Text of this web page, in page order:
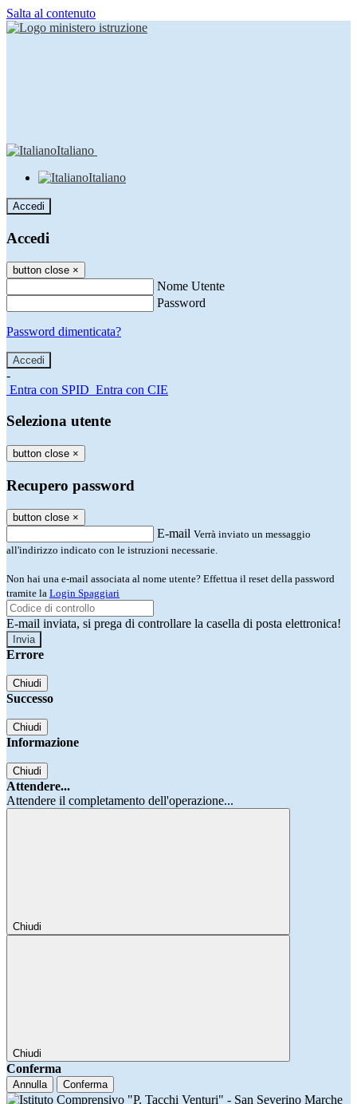
Salta al contenuto
Italiano
Italiano
Accedi
Accedi
button close ×
Nome Utente
Password
Password dimenticata?
-
Entra con SPID Entra con CIE
Seleziona utente
button close ×
Recupero password
button close ×
E-mail Verrà inviato un messaggio
all'indirizzo indicato con le istruzioni necessarie.
Non hai una e-mail associata al nome utente? Effettua il reset della password
tramite la Login Spaggiari
E-mail inviata, si prega di controllare la casella di posta elettronica!
Errore
Chiudi
Successo
Chiudi
Informazione
Chiudi
Attendere...
Attendere il completamento dell'operazione...
Chiudi
Chiudi
Conferma
Annulla Conferma